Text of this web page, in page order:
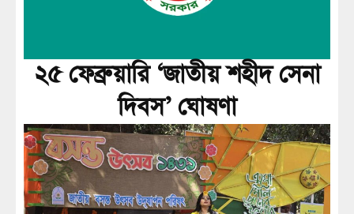
২৫ ফেব্রুয়ারি ‘জাতীয় শহীদ সেনা
দিবস’ ঘোষণা